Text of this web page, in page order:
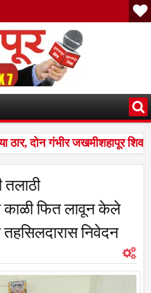
दोन गंभीर जखमीशहापूर
तालुक्यातील दाम्पत्याची
दोन गंभीर जखमीशहापूर
काळी फित लावून केले
निवेदन